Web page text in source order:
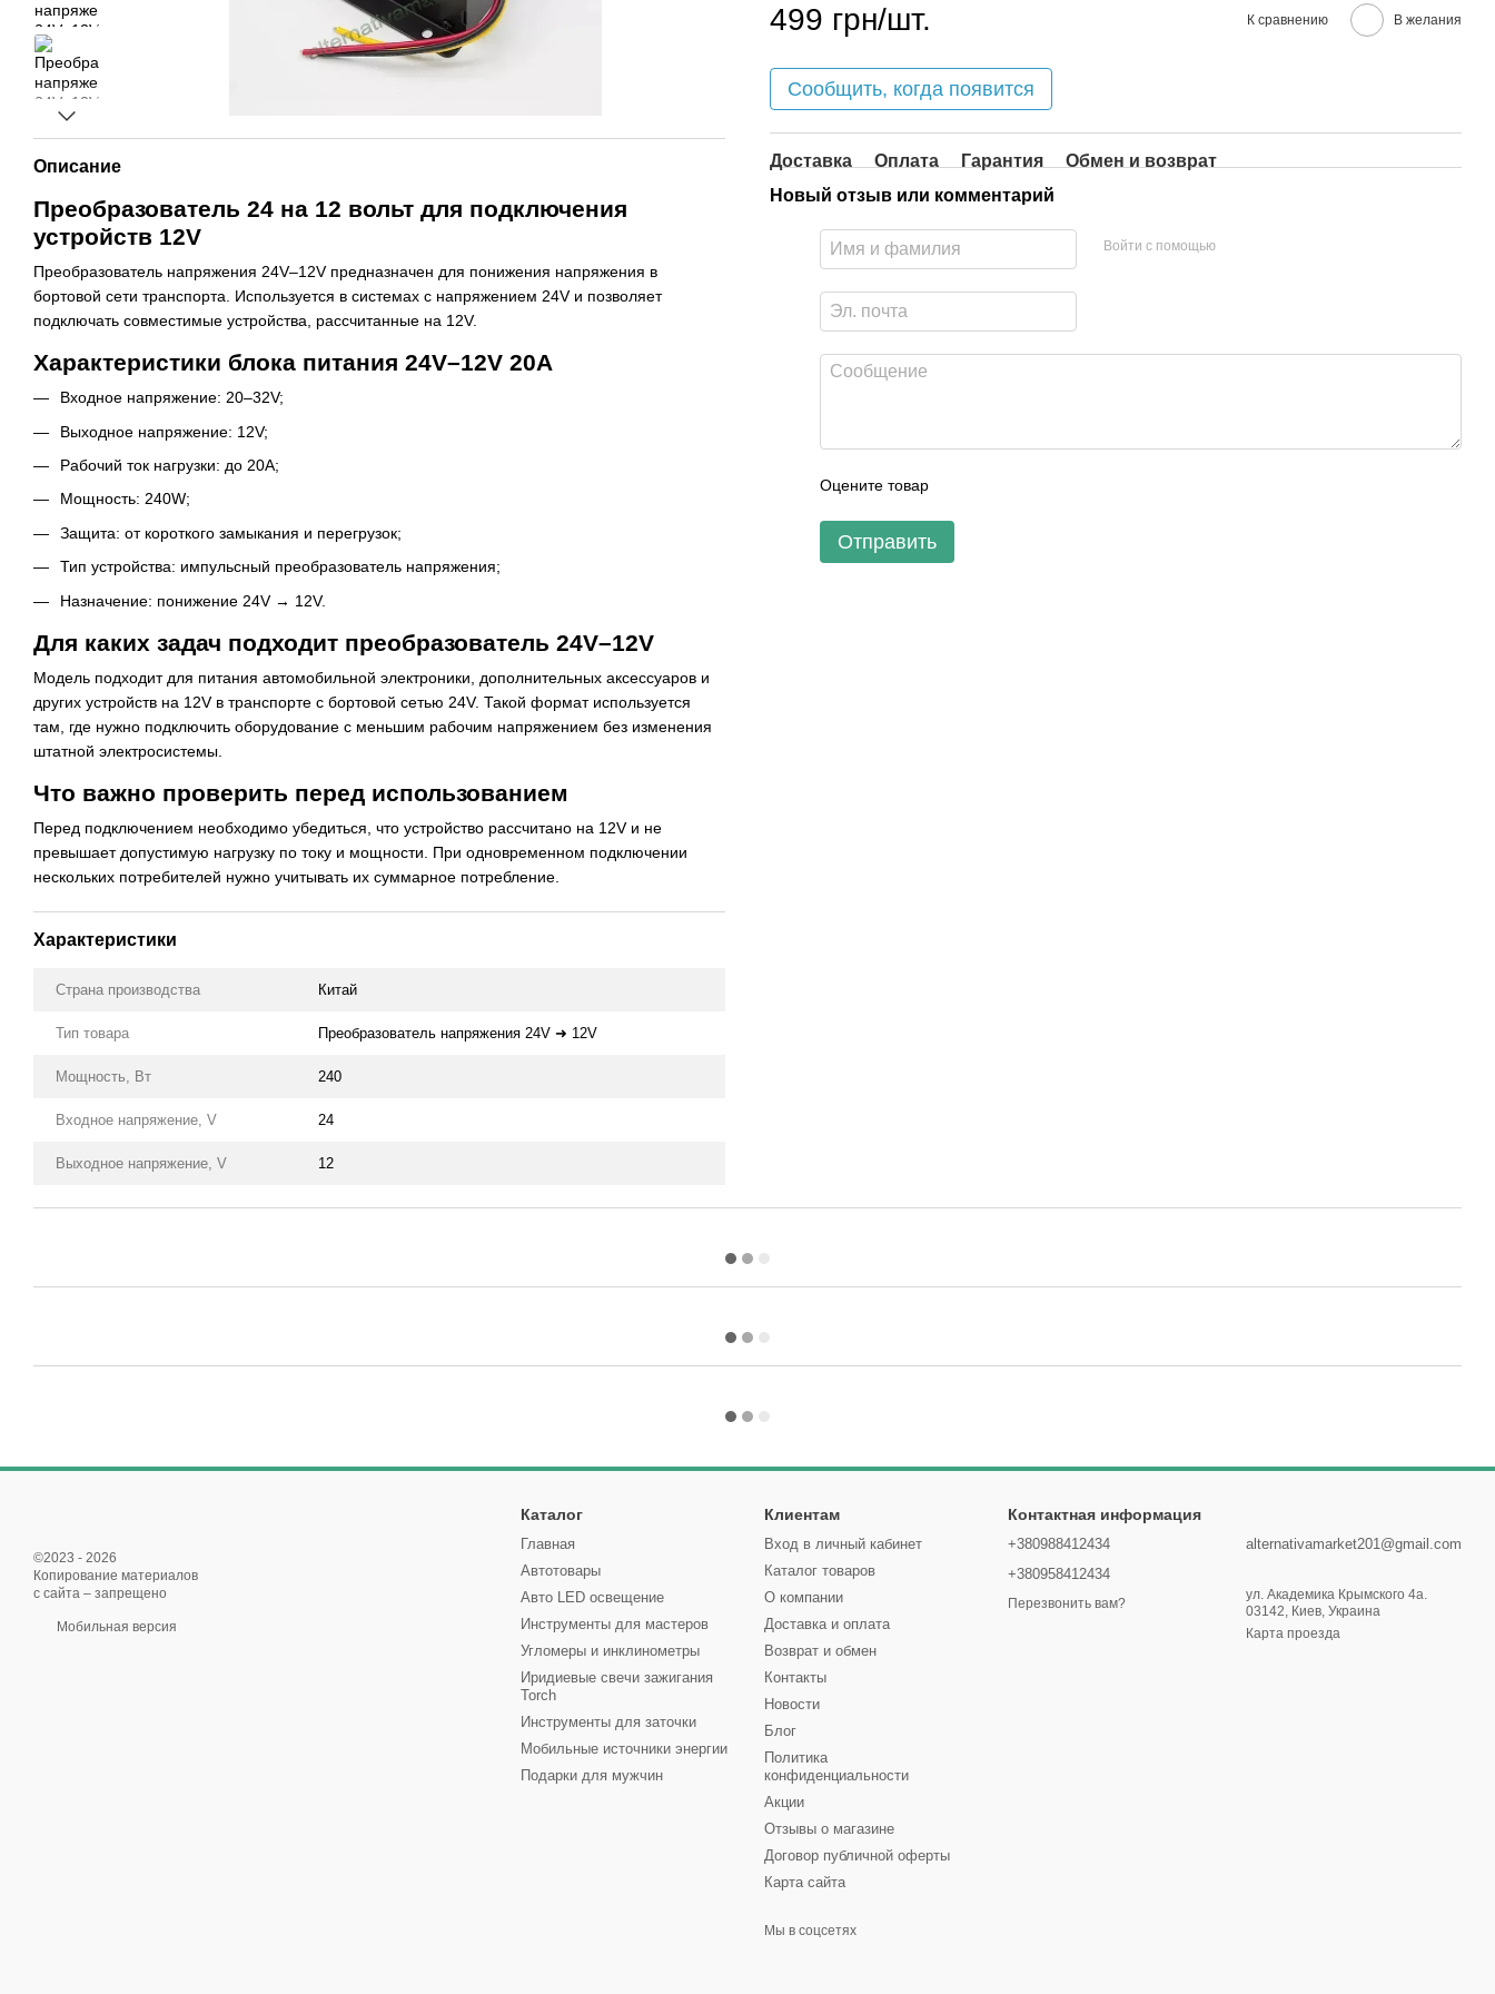
Описание
Преобразователь 24 на 12 вольт для подключения
устройств 12V
Преобразователь напряжения 24V–12V предназначен для понижения напряжения в
бортовой сети транспорта. Используется в системах с напряжением 24V и позволяет
подключать совместимые устройства, рассчитанные на 12V.
Характеристики блока питания 24V–12V 20A
Входное напряжение: 20–32V;
Выходное напряжение: 12V;
Рабочий ток нагрузки: до 20A;
Мощность: 240W;
Защита: от короткого замыкания и перегрузок;
Тип устройства: импульсный преобразователь напряжения;
Назначение: понижение 24V → 12V.
Для каких задач подходит преобразователь 24V–12V
Модель подходит для питания автомобильной электроники, дополнительных аксессуаров и
других устройств на 12V в транспорте с бортовой сетью 24V. Такой формат используется
там, где нужно подключить оборудование с меньшим рабочим напряжением без изменения
штатной электросистемы.
Что важно проверить перед использованием
Перед подключением необходимо убедиться, что устройство рассчитано на 12V и не
превышает допустимую нагрузку по току и мощности. При одновременном подключении
нескольких потребителей нужно учитывать их суммарное потребление.
Характеристики
Страна производства Китай
Тип товара Преобразователь напряжения 24V ➜ 12V
Мощность, Вт 240
Входное напряжение, V 24
Выходное напряжение, V 12
499 грн/шт. К сравнению В желания
Сообщить, когда появится
Доставка Оплата Гарантия
Обмен и возврат
Новый отзыв или комментарий
Войти с помощью
Оцените товар
Отправить
©2023 - 2026
Копирование материалов
с сайта – запрещено
Мобильная версия
Каталог
Главная
Автотовары
Авто LED освещение
Инструменты для мастеров
Угломеры и инклинометры
Иридиевые свечи зажигания
Torch
Инструменты для заточки
Мобильные источники энергии
Подарки для мужчин
Клиентам
Вход в личный кабинет
Каталог товаров
О компании
Доставка и оплата
Возврат и обмен
Контакты
Новости
Блог
Политика
конфиденциальности
Акции
Отзывы о магазине
Договор публичной оферты
Карта сайта
Мы в соцсетях
Контактная информация
+380988412434
+380958412434
Перезвонить вам?
alternativamarket201@gmail.com
ул. Академика Крымского 4а.
03142, Киев, Украина
Карта проезда